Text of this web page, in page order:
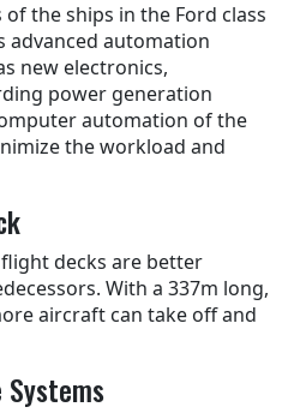
the ships in the Ford class
advanced automation
new electronics,
power generation
automation of the
the workload and
flight decks are better
With a 337m long,
aircraft can take off and